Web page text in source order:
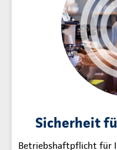
Sicherheit
Betriebshaftpflicht für